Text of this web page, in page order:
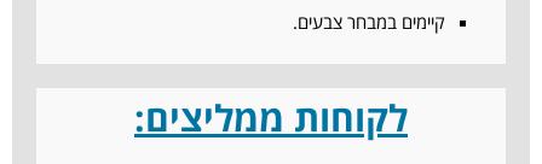
קיימים במבחר צבעים.
לקוחות ממליצים: